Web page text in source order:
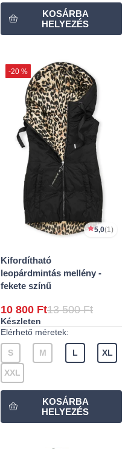
-20 %
5,0(1)
Kifordítható
leopárdmintás mellény -
fekete színű
10 800 Ft13 500 Ft
Készleten
Elérhető méretek:
S M L XL
XXL